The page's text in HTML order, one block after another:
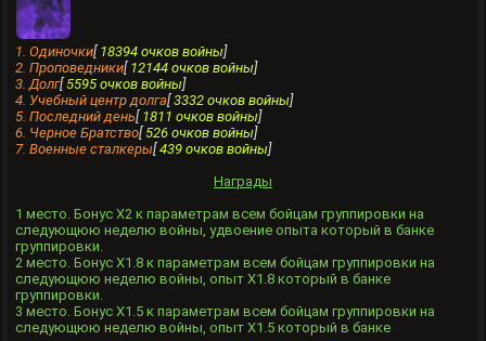
1. Одиночки[ 18394 очков войны]
2. Проповедники[ 12144 очков войны]
3. Долг[ 5595 очков войны]
4. Учебный центр долга[ 3332 очков войны]
5. Последний день[ 1811 очков войны]
6. Черное Братство[ 526 очков войны]
7. Военные сталкеры[ 439 очков войны]
Награды
1 место. Бонус X2 к параметрам всем бойцам группировки на
следующюю неделю войны, удвоение опыта который в банке
группировки.
2 место. Бонус X1.8 к параметрам всем бойцам группировки на
следующюю неделю войны, опыт Х1.8 который в банке
группировки.
3 место. Бонус X1.5 к параметрам всем бойцам группировки на
следующюю неделю войны, опыт Х1.5 который в банке